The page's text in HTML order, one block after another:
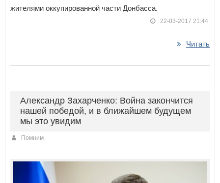
жителями оккупированной части Донбасса.
22-03-2017 21:44
Читать
Александр Захарченко: Война закончится
нашей победой, и в ближайшем будущем
мы это увидим
Помним